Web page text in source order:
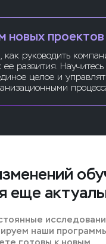
новых проектов
как руководить
развития. Научитесь
целое и
еще
наши